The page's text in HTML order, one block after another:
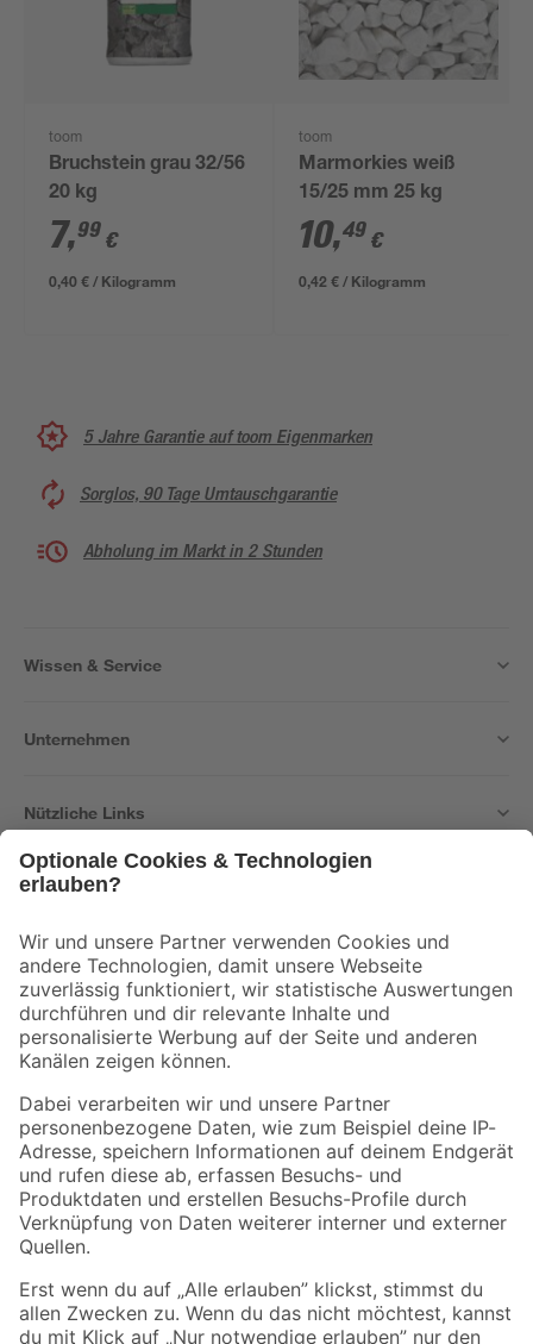
toom
Bruchstein grau 32/56
20 kg
7,99 €
0,40 € / Kilogramm
toom
Marmorkies weiß
15/25 mm 25 kg
10,49 €
0,42 € / Kilogramm
5 Jahre Garantie auf toom Eigenmarken
Sorglos, 90 Tage Umtauschgarantie
Abholung im Markt in 2 Stunden
Wissen & Service
Unternehmen
Nützliche Links
Der toom Newsletter: Keine Angebote und Aktionen mehr verpassen!
Zur Newsletter Anmeldung
Folge uns
Zahlungsarten Versandarten
Sicher einkaufen